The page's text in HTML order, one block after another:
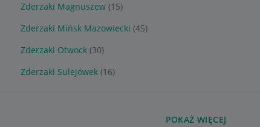
Zderzaki Magnuszew (15)
Zderzaki Mińsk Mazowiecki (45)
Zderzaki Otwock (30)
Zderzaki Sulejówek (16)
POKAŻ WIĘCEJ